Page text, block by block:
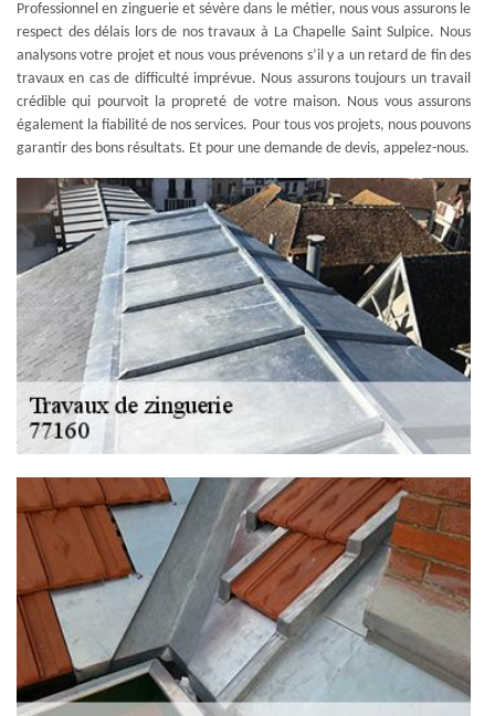
Professionnel en zinguerie et sévère dans le métier, nous vous assurons le
respect des délais lors de nos travaux à La Chapelle Saint Sulpice. Nous
analysons votre projet et nous vous prévenons s’il y a un retard de fin des
travaux en cas de difficulté imprévue. Nous assurons toujours un travail
crédible qui pourvoit la propreté de votre maison. Nous vous assurons
également la fiabilité de nos services. Pour tous vos projets, nous pouvons
garantir des bons résultats. Et pour une demande de devis, appelez-nous.